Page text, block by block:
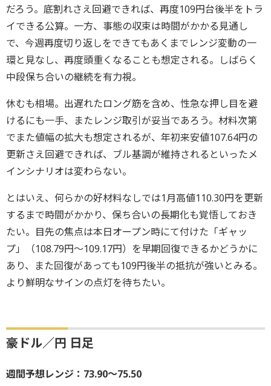
だろう。底割れさえ回避できれば、再度109円台後半をトラ
イできる公算。一方、事態の収束は時間がかかる見通し
で、今週再度切り返しをできてもあくまでレンジ変動の一
環と見なし、再度頭重くなることも想定される。しばらく
中段保ち合いの継続を有力視。
休むも相場。出遅れたロング筋を含め、性急な押し目を避
けるにも一手、またレンジ取引が妥当であろう。材料次第
でまた値幅の拡大も想定されるが、年初来安値107.64円の
更新さえ回避できれば、ブル基調が維持されるといったメ
インシナリオは変わらない。
とはいえ、何らかの好材料なしでは1月高値110.30円を更新
するまで時間がかかり、保ち合いの長期化も覚悟しておき
たい。目先の焦点は本日オープン時にて付けた「ギャッ
プ」（108.79円～109.17円）を早期回復できるかどうかに
あり、また回復があっても109円後半の抵抗が強いとみる。
より鮮明なサインの点灯を待ちたい。
豪ドル／円 日足
週間予想レンジ：73.90～75.50